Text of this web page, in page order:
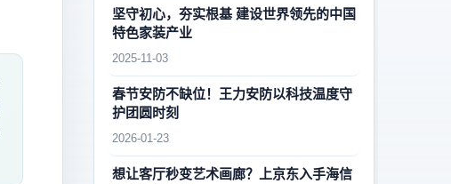
坚守初心，夯实根基 建设世界领先的中国
特色家装产业
2025-11-03
春节安防不缺位！王力安防以科技温度守
护团圆时刻
2026-01-23
想让客厅秒变艺术画廊？上京东入手海信